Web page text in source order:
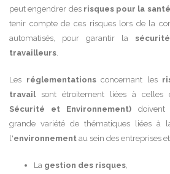
peut engendrer des risques pour la
tenir compte de ces risques lors de la
automatisés, pour garantir la sécurité
travailleurs.
Les réglementationsconcernant les
travailsont étroitement liées à celles
Sécurité et Environnement) doivent
grande variété de thématiques liées à
l'environnement au sein des entreprises et
La gestion des risques,